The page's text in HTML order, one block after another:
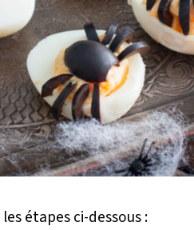
étapes ci-dessous :